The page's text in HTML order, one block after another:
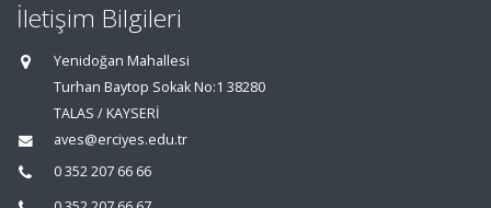
İletişim Bilgileri
Yenidoğan Mahallesi
Turhan Baytop Sokak No:1 38280
TALAS / KAYSERİ
aves@erciyes.edu.tr
0 352 207 66 66